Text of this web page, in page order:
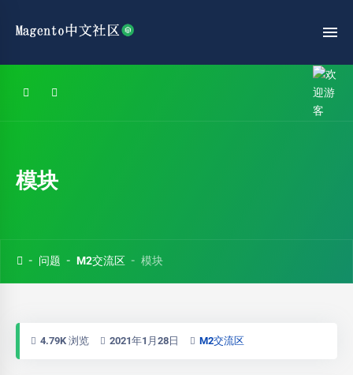
模块
问题 M2交流区 模块
4.79K 浏览 2021年1月28日 M2交流区